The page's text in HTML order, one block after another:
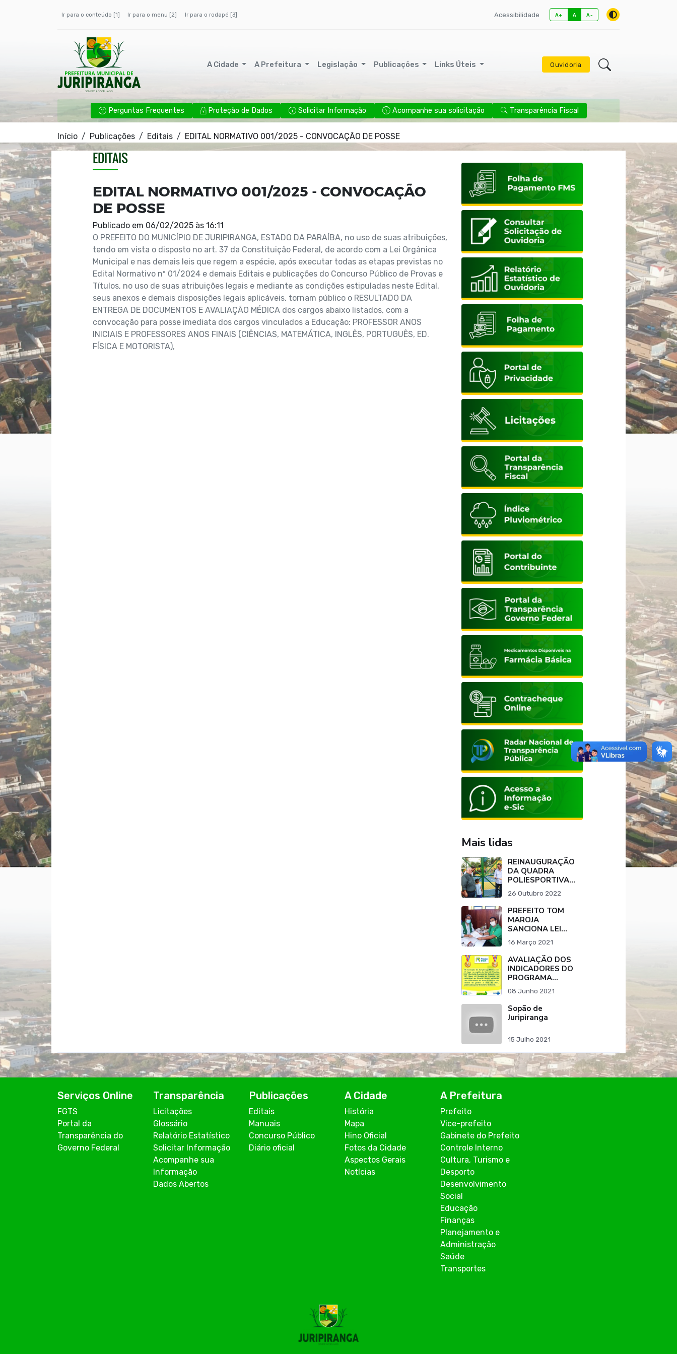
Ir para o conteúdo [1] Ir para o menu [2] Ir para o rodapé [3] Acessibilidade A+ A A-
A Cidade A Prefeitura Legislação Publicações Links Úteis Ouvidoria
Perguntas Frequentes Proteção de Dados Solicitar Informação Acompanhe sua solicitação Transparência Fiscal
Início Publicações Editais EDITAL NORMATIVO 001/2025 - CONVOCAÇÃO DE POSSE
EDITAIS
EDITAL NORMATIVO 001/2025 - CONVOCAÇÃO
DE POSSE
Publicado em 06/02/2025 às 16:11
O PREFEITO DO MUNICÍPIO DE JURIPIRANGA, ESTADO DA PARAÍBA, no uso de suas atribuições,
tendo em vista o disposto no art. 37 da Constituição Federal, de acordo com a Lei Orgânica
Municipal e nas demais leis que regem a espécie, após executar todas as etapas previstas no
Edital Normativo nº 01/2024 e demais Editais e publicações do Concurso Público de Provas e
Títulos, no uso de suas atribuições legais e mediante as condições estipuladas neste Edital,
seus anexos e demais disposições legais aplicáveis, tornam público o RESULTADO DA
ENTREGA DE DOCUMENTOS E AVALIAÇÃO MÉDICA dos cargos abaixo listados, com a
convocação para posse imediata dos cargos vinculados a Educação: PROFESSOR ANOS
INICIAIS E PROFESSORES ANOS FINAIS (CIÊNCIAS, MATEMÁTICA, INGLÊS, PORTUGUÊS, ED.
FÍSICA E MOTORISTA),
Mais lidas
REINAUGURAÇÃO
DA QUADRA
POLIESPORTIVA
DA ESCOLA
SALVINO JOÃO
PEREIRA
26 Outubro 2022
PREFEITO TOM
MAROJA
SANCIONA LEI
QUE RATIFICA
PROTOCOLO DE
INTENÇÕES PARA
COMPRA DE
VACINA CONTRA
O COVID-19.
16 Março 2021
AVALIAÇÃO DOS
INDICADORES DO
PROGRAMA
PREVINE BRASIL
DO MUNICÍPIO DE
JURIPIRANGA-PB
08 Junho 2021
Sopão de
Juripiranga
15 Julho 2021
Serviços Online
FGTS
Portal da
Transparência do
Governo Federal
Transparência
Licitações
Glossário
Relatório Estatístico
Solicitar Informação
Acompanhe sua
Informação
Dados Abertos
Publicações
Editais
Manuais
Concurso Público
Diário oficial
A Cidade
História
Mapa
Hino Oficial
Fotos da Cidade
Aspectos Gerais
Notícias
A Prefeitura
Prefeito
Vice-prefeito
Gabinete do Prefeito
Controle Interno
Cultura, Turismo e
Desporto
Desenvolvimento
Social
Educação
Finanças
Planejamento e
Administração
Saúde
Transportes